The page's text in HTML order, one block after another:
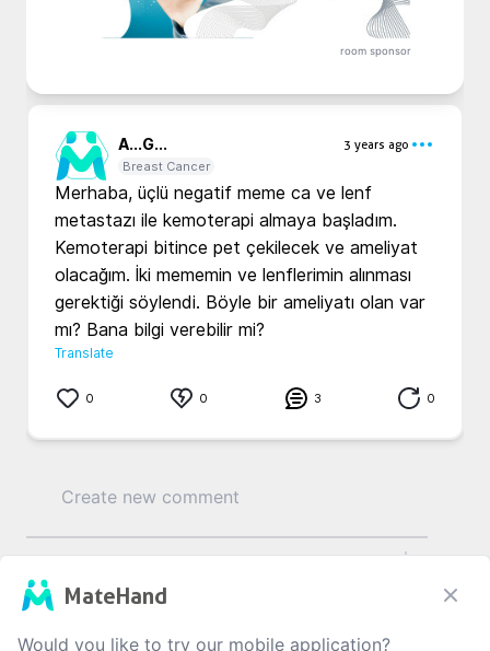
room sponsor
A...G...
3 years ago
Breast Cancer
Merhaba, üçlü negatif meme ca ve lenf
metastazı ile kemoterapi almaya başladım.
Kemoterapi bitince pet çekilecek ve ameliyat
olacağım. İki mememin ve lenflerimin alınması
gerektiği söylendi. Böyle bir ameliyatı olan var
mı? Bana bilgi verebilir mi?
Translate
0 0 3 0
MateHand
Would you like to try our mobile application?